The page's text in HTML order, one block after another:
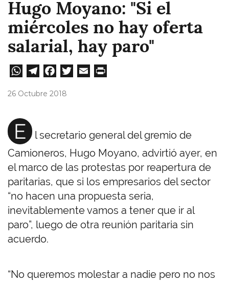
Hugo Moyano: "Si el
miércoles no hay oferta
salarial, hay paro"
W
A
pp
Te
m
Fa
26 Octubre 2018
E
l secretario general del gremio de
Camioneros, Hugo Moyano, advirtió ayer, en
el marco de las protestas por reapertura de
paritarias, que si los empresarios del sector
“no hacen una propuesta seria,
inevitablemente vamos a tener que ir al
paro”, luego de otra reunión paritaria sin
acuerdo.
“No queremos molestar a nadie pero no nos